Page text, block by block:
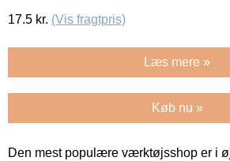
17.5 kr. (Vis fragtpris)
Læs mere »
Køb nu »
Den mest populære værktøjsshop er i